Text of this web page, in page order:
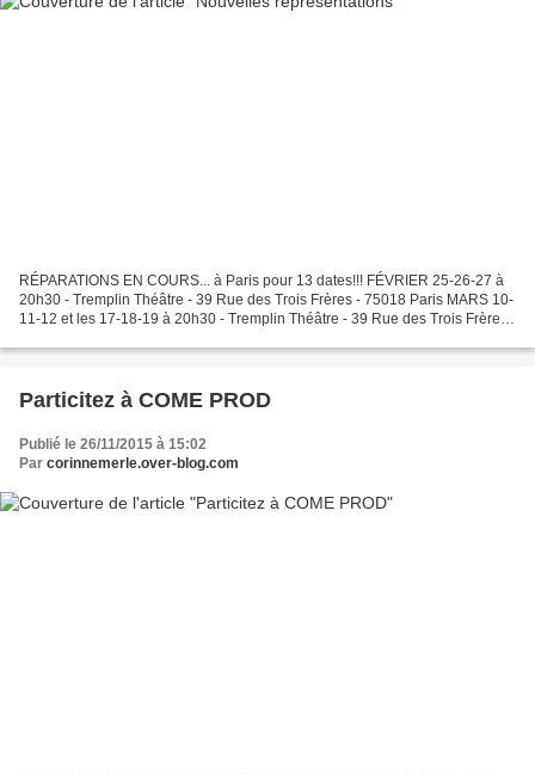
RÉPARATIONS EN COURS... à Paris pour 13 dates!!! FÉVRIER 25-26-27 à
20h30 - Tremplin Théâtre - 39 Rue des Trois Frères - 75018 Paris MARS 10-
11-12 et les 17-18-19 à 20h30 - Tremplin Théâtre - 39 Rue des Trois Frères -
Particitez à COME PROD
Publié le 26/11/2015 à 15:02
Par corinnemerle.over-blog.com